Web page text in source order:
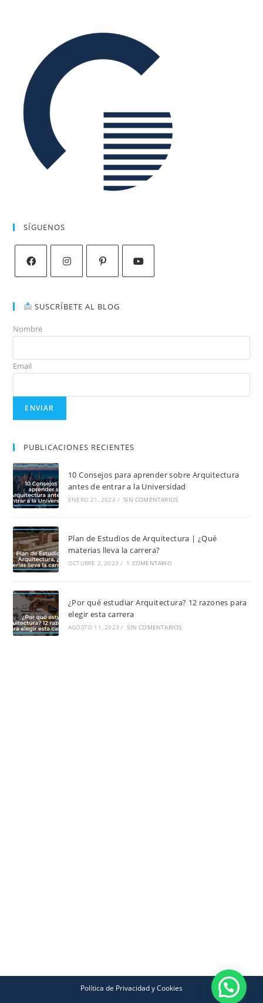
SÍGUENOS
SUSCRÍBETE AL BLOG
Nombre
Email
PUBLICACIONES RECIENTES
10 Consejos para aprender sobre Arquitectura
antes de entrar a la Universidad
ENERO 21, 2024 / SIN COMENTARIOS
Plan de Estudios de Arquitectura | ¿Qué
materias lleva la carrera?
OCTUBRE 2, 2023 / 1 COMENTARIO
¿Por qué estudiar Arquitectura? 12 razones para
elegir esta carrera
AGOSTO 11, 2023 / SIN COMENTARIOS
Política de Privacidad y Cookies